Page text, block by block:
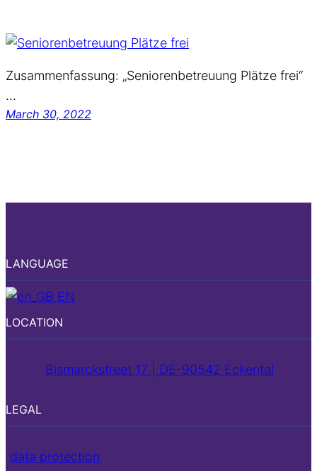
Zusammenfassung: „Seniorenbetreuung Plätze frei“
…
March 30, 2022
LANGUAGE
EN
LOCATION
Bismarckstreet 17 | DE-90542 Eckental
LEGAL
data protection